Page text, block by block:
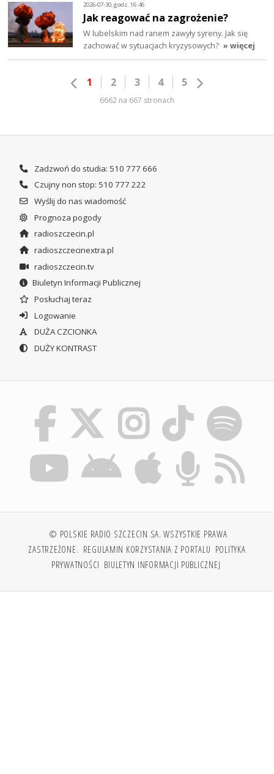
2026-07-30, godz. 16:46
Jak reagować na zagrożenie?
W lubelskim nad ranem zawyły syreny. Jak się
zachować w sytuacjach kryzysowych? » więcej
1 2 3 4 5
6662 na 667 stronach
Zadzwoń do studia: 510 777 666
Czujny non stop: 510 777 222
Wyślij do nas wiadomość
Prognoza pogody
radioszczecin.pl
radioszczecinextra.pl
radioszczecin.tv
Biuletyn Informacji Publicznej
Posłuchaj teraz
Logowanie
DUŻA CZCIONKA
DUŻY KONTRAST
© POLSKIE RADIO SZCZECIN SA. WSZYSTKIE PRAWA
ZASTRZEŻONE. REGULAMIN KORZYSTANIA Z PORTALU POLITYKA
PRYWATNOŚCI BIULETYN INFORMACJI PUBLICZNEJ